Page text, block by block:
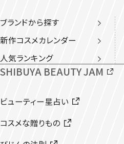
ブランドから探す
新作コスメカレンダー
人気ランキング
SHIBUYA BEAUTY JAM
ビューティー星占い
コスメな贈りもの